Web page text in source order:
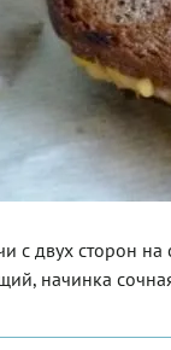
с двух сторон
начинка